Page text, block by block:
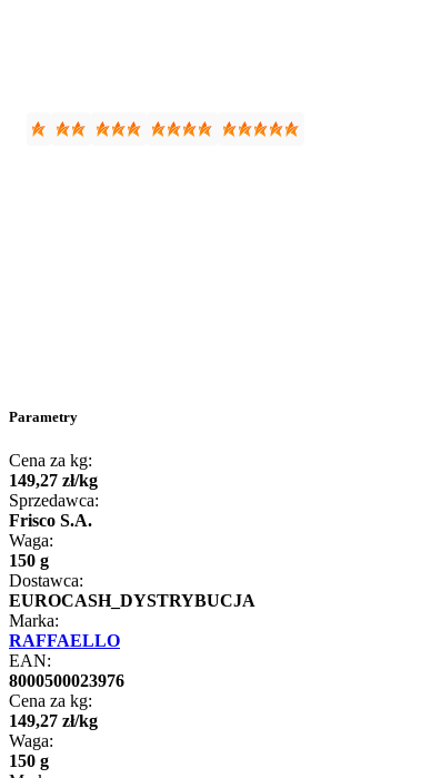
Parametry
Cena za kg:
149,27 zł/kg
Sprzedawca:
Frisco S.A.
Waga:
150 g
Dostawca:
EUROCASH_DYSTRYBUCJA
Marka:
RAFFAELLO
EAN:
8000500023976
Cena za kg:
149,27 zł/kg
Waga:
150 g